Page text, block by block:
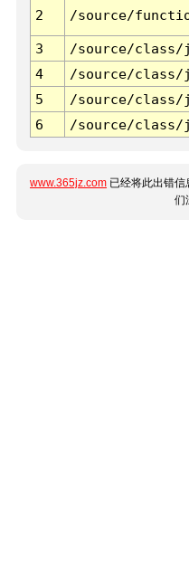
2 /source/
3 /source/class/
4
/source/class/
5
/source/class/
6
/source/class/
www.365jz.com 已经将此出错
们